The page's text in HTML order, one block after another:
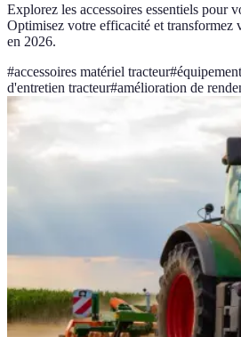
Explorez les accessoires essentiels pour
Optimisez votre efficacité et transformez
en 2026.
#accessoires matériel tracteur#
d'entretien tracteur#amélioration de